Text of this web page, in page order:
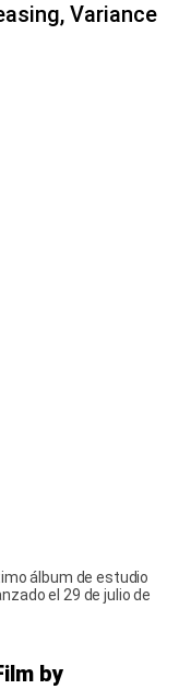
Variance
álbum de estudio
el 29 de julio de
by